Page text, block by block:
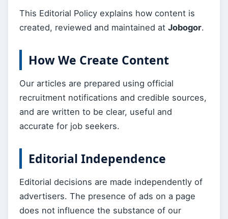
This Editorial Policy explains how content is
created, reviewed and maintained at Jobogor.
How We Create Content
Our articles are prepared using official
recruitment notifications and credible sources,
and are written to be clear, useful and
accurate for job seekers.
Editorial Independence
Editorial decisions are made independently of
advertisers. The presence of ads on a page
does not influence the substance of our